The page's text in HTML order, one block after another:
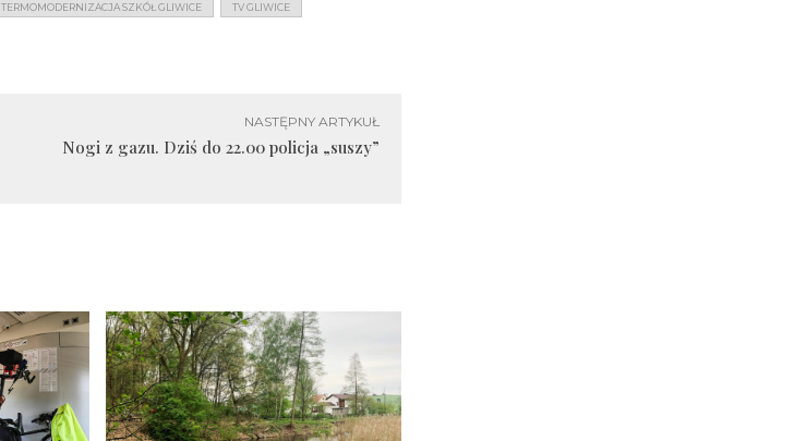
TERMOMODERNIZACJA SZKÓŁ GLIWICE TV GLIWICE
NASTĘPNY ARTYKUŁ
Nogi z gazu. Dziś do 22.00 policja „suszy”